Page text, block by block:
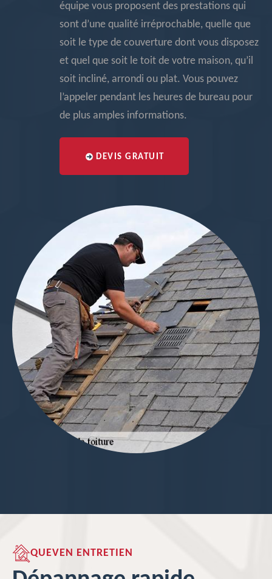
équipe vous proposent des prestations qui
sont d’une qualité irréprochable, quelle que
soit le type de couverture dont vous disposez
et quel que soit le toit de votre maison, qu’il
soit incliné, arrondi ou plat. Vous pouvez
l’appeler pendant les heures de bureau pour
de plus amples informations.
DEVIS GRATUIT
QUEVEN ENTRETIEN